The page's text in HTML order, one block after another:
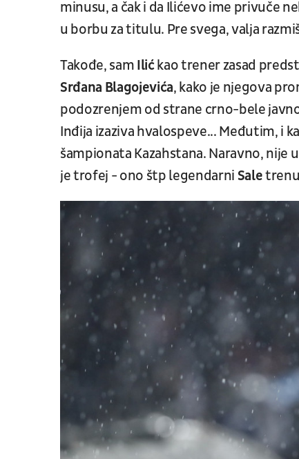
minusu, a čak i da Ilićevo ime privuče
u borbu za titulu. Pre svega, valja
Takođe, sam Ilićkao trener zasad
Srđana Blagojevića, kako je njegova
podozrenjem od strane crno-bele
Inđija izaziva hvalospeve... Međutim, i
šampionata Kazahstana. Naravno,
je trofej - ono štp legendarni Sale